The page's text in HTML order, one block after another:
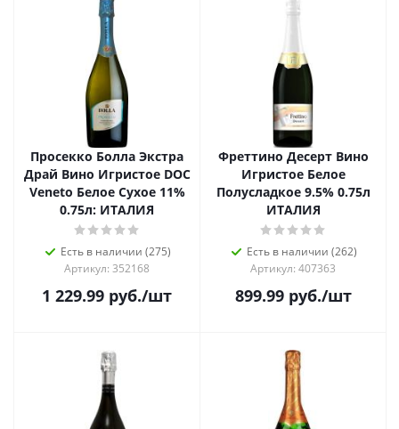
Просекко Болла Экстра
Драй Вино Игристое DOC
Veneto Белое Сухое 11%
0.75л: ИТАЛИЯ
Есть в наличии (275)
Артикул: 352168
1 229.99 руб./шт
Фреттино Десерт Вино
Игристое Белое
Полусладкое 9.5% 0.75л
ИТАЛИЯ
Есть в наличии (262)
Артикул: 407363
899.99руб./шт